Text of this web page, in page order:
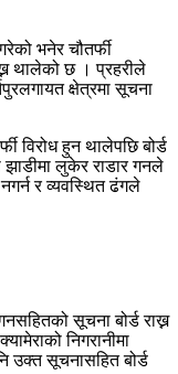
भनेर चौतर्फी
थालेको छ । प्रहरीले
क्षेत्रमा सूचना
विरोध हुन थालेपछि बोर्ड
लुकेर राडार गनले
र व्यवस्थित ढंगले
सूचना बोर्ड राख्न
निगरानीमा
उक्त सूचनासहित बोर्ड